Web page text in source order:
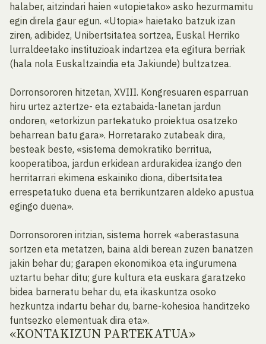
halaber, aitzindari haien «utopietako» asko hezurmamitu
egin direla gaur egun. «Utopia» haietako batzuk izan
ziren, adibidez, Unibertsitatea sortzea, Euskal Herriko
lurraldeetako instituzioak indartzea eta egitura berriak
(hala nola Euskaltzaindia eta Jakiunde) bultzatzea.
Dorronsororen hitzetan, XVIII. Kongresuaren esparruan
hiru urtez aztertze- eta eztabaida-lanetan jardun
ondoren, «etorkizun partekatuko proiektua osatzeko
beharrean batu gara». Horretarako zutabeak dira,
besteak beste, «sistema demokratiko berritua,
kooperatiboa, jardun erkidean ardurakidea izango den
herritarrari ekimena eskainiko diona, dibertsitatea
errespetatuko duena eta berrikuntzaren aldeko apustua
egingo duena».
Dorronsororen iritzian, sistema horrek «aberastasuna
sortzen eta metatzen, baina aldi berean zuzen banatzen
jakin behar du; garapen ekonomikoa eta ingurumena
uztartu behar ditu; gure kultura eta euskara garatzeko
bidea barneratu behar du, eta ikaskuntza osoko
hezkuntza indartu behar du, barne-kohesioa handitzeko
funtsezko elementuak dira eta».
«KONTAKIZUN PARTEKATUA»